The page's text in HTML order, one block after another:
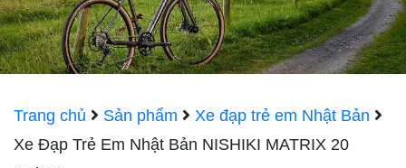
– Xe
Đạp
Nhật
Trang chủ Sản phẩm
Xe đạp trẻ em Nhật Bản
Xe Đạp Trẻ Em Nhật Bản NISHIKI MATRIX 20